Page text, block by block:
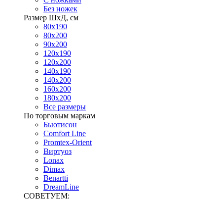
Без ножек
Размер ШхД, см
80х190
80х200
90х200
120х190
120х200
140х190
140х200
160х200
180х200
Все размеры
По торговым маркам
Бьютисон
Comfort Line
Promtex-Orient
Виртуоз
Lonax
Dimax
Benartti
DreamLine
СОВЕТУЕМ: